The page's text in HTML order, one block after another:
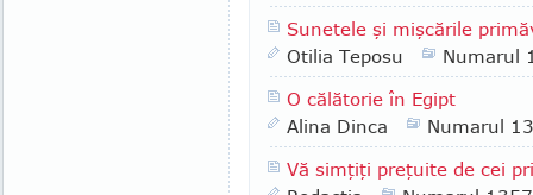
Sunetele şi mişcările
Otilia Teposu
Numarul
O călătorie în Egipt
Alina Dinca
Numarul
Vă simţiţi preţuite de cei